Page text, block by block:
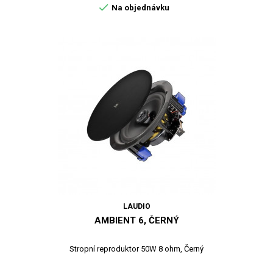
 Na objednávku
LAUDIO
AMBIENT 6, ČERNÝ
Stropní reproduktor 50W 8 ohm, Černý